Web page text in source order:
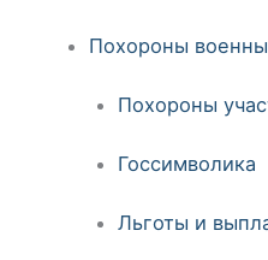
Похороны
Похороны
Госсимволика
Льготы и